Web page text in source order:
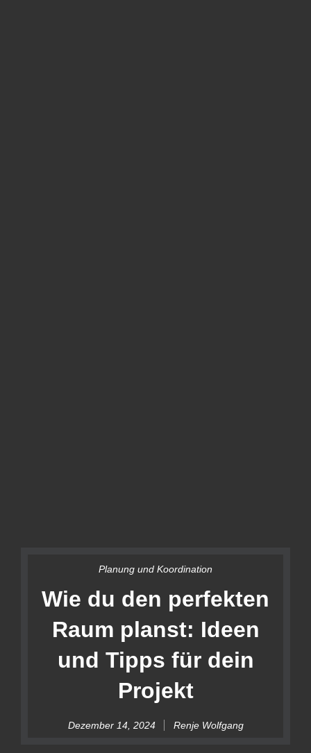
Planung und Koordination
Wie du den perfekten
Raum planst: Ideen
und Tipps für dein
Projekt
Dezember 14, 2024 Renje Wolfgang